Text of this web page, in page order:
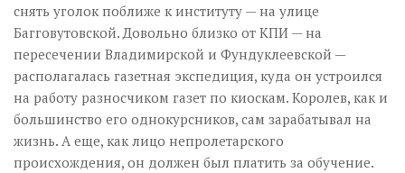
снять уголок поближе к институту — на улице
Багговутовской. Довольно близко от КПИ — на
пересечении Владимирской и Фундуклеевской —
располагалась газетная экспедиция, куда он устроился
на работу разносчиком газет по киоскам. Королев, как и
большинство его однокурсников, сам зарабатывал на
жизнь. А еще, как лицо непролетарского
происхождения, он должен был платить за обучение.